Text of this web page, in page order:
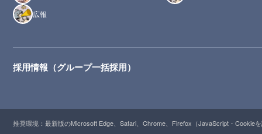
広報
採用情報（グループ一括採用）
推奨環境：最新版のMicrosoft Edge、Safari、Chrome、Firefox（JavaScript・Cookie